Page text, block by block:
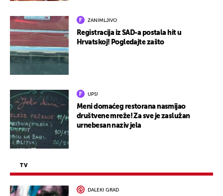
ZANIMLJIVO
Registracija iz SAD-a postala hit u
Hrvatskoj! Pogledajte zašto
UPS!
Meni domaćeg restorana nasmijao
društvene mreže! Za sve je zaslužan
urnebesan naziv jela
TV
DALEKI GRAD